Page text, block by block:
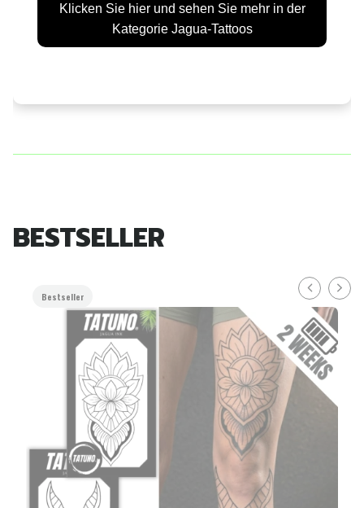
Klicken Sie hier und sehen Sie mehr in der
Kategorie Jagua-Tattoos
BESTSELLER
Bestseller